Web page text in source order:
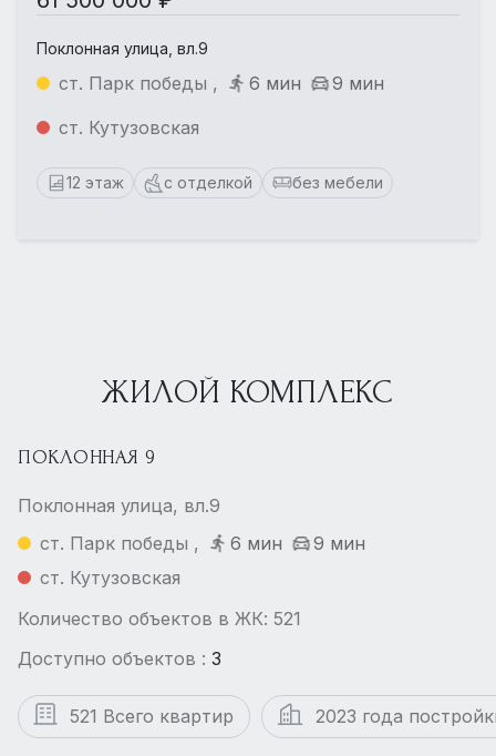
Поклонная улица, вл.9
ст. Парк победы , 6 мин
9 мин
ст. Кутузовская
12 этаж с отделкой без мебели
ЖИЛОЙ КОМПЛЕКС
ПОКЛОННАЯ 9
Поклонная улица, вл.9
ст. Парк победы ,
6 мин
9 мин
ст. Кутузовская
Количество объектов в ЖК: 521
Доступно объектов : 3
521 Всего квартир 2023 года